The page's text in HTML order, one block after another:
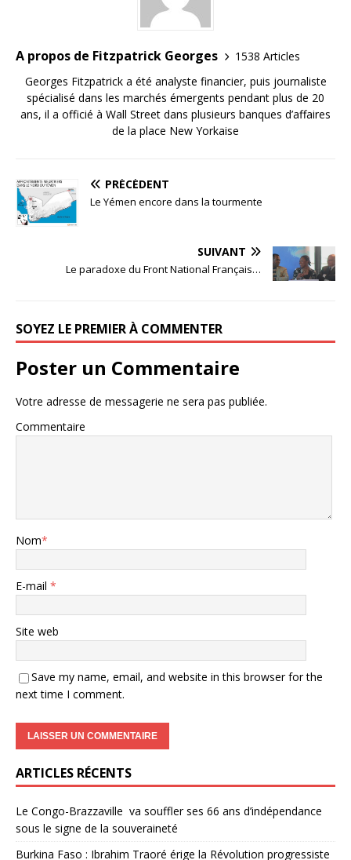
A propos de Fitzpatrick Georges
1538 Articles
Georges Fitzpatrick a été analyste financier, puis journaliste
spécialisé dans les marchés émergents pendant plus de 20
ans, il a officié à Wall Street dans plusieurs banques d’affaires
de la place New Yorkaise
PRÉCÉDENT
Le Yémen encore dans la tourmente
SUIVANT
Le paradoxe du Front National Français…
SOYEZ LE PREMIER À COMMENTER
Poster un Commentaire
Votre adresse de messagerie ne sera pas publiée.
Commentaire
Nom*
E-mail *
Site web
Save my name, email, and website in this browser for the
next time I comment.
ARTICLES RÉCENTS
Le Congo-Brazzaville va souffler ses 66 ans d’indépendance
sous le signe de la souveraineté
Burkina Faso : Ibrahim Traoré érige la Révolution progressiste